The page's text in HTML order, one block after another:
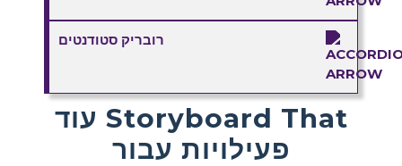
רובריק סטודנטים
עוד Storyboard That
פעילויות עבור